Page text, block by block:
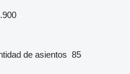
de asientos 85